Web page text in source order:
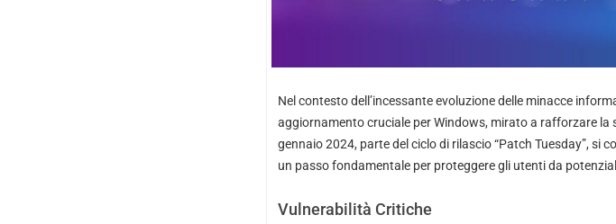
Nel contesto dell’incessante evoluzione delle minacce
aggiornamento cruciale per Windows, mirato a rafforzare la
gennaio 2024, parte del ciclo di rilascio “Patch Tuesday”, si
un passo fondamentale per proteggere gli utenti da
Vulnerabilità Critiche